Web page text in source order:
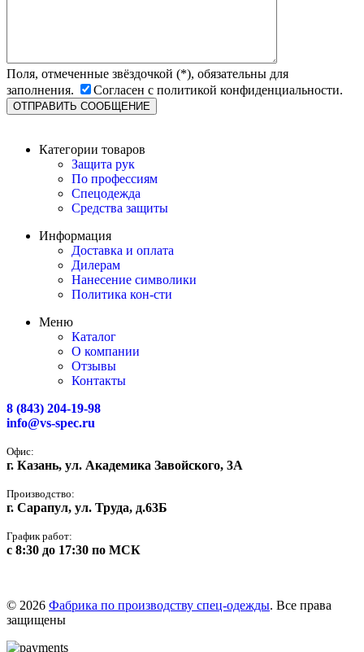
Поля, отмеченные звёздочкой (*), обязательны для
заполнения.
Согласен с политикой конфиденциальности.
Категории товаров
Защита рук
По профессиям
Спецодежда
Средства защиты
Информация
Доставка и оплата
Дилерам
Нанесение символики
Политика кон-сти
Меню
Каталог
О компании
Отзывы
Контакты
8 (843) 204-19-98
info@vs-spec.ru
Офис:
г. Казань, ул. Академика Завойского, 3А
Производство:
г. Сарапул, ул. Труда, д.63Б
График работ:
с 8:30 до 17:30 по МСК
© 2026 Фабрика по производству спец-одежды. Все права
защищены